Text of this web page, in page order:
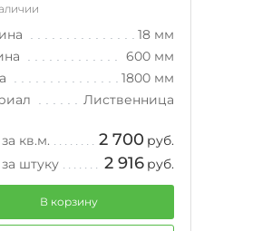
18 мм
600 мм
1800 мм
Лиственница
кв.м. 2 700 руб.
штуку
2 916 руб.
В корзину